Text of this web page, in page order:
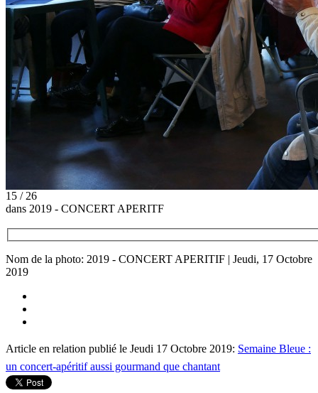
15 / 26
dans 2019 - CONCERT APERITF
Nom de la photo: 2019 - CONCERT APERITIF | Jeudi, 17 Octobre
2019
Article en relation publié le Jeudi 17 Octobre 2019: Semaine Bleue :
un concert-apéritif aussi gourmand que chantant